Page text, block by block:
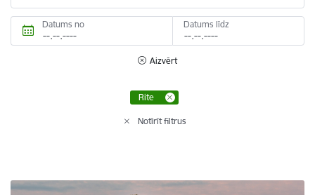
Datums no Datums līdz
Aizvērt
Rite
Notīrīt filtrus